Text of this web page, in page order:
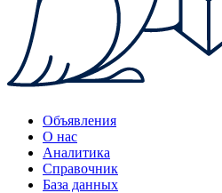
Объявления
О нас
Аналитика
Справочник
База данных